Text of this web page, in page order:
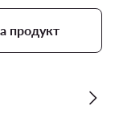
продукт